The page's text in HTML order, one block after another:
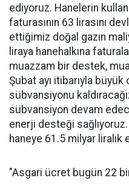
ediyoruz. Hanelerin
faturasının 63 lirasını
ettiğimiz doğal gazın
liraya hanehalkına
muazzam bir destek,
Şubat ayı itibarıyla
sübvansiyonu
sübvansiyon devam
enerji desteği
haneye 61.5 milyar
"Asgari ücret bugün 22